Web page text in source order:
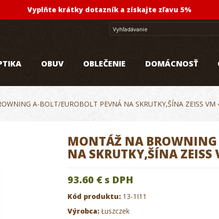
Vyplňte krátky dotazník a získajte zľavu 5%
OBUV OBLEČENIE DOMÁCNOSŤ
A-BOLT/EUROBOLT PEVNÁ NA SKRUTKY,ŠÍNA ZEISS VM
MONTÁŽ NA
NA SKRUTKY,ŠÍNA
93.60 €s DPH
Kód produktu: 13-1I11
Výrobca: Łuszczek